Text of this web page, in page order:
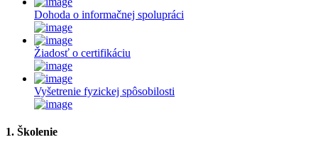
Dohoda o informačnej spolupráci
Žiadosť o certifikáciu
Vyšetrenie fyzickej spôsobilosti
1. Školenie